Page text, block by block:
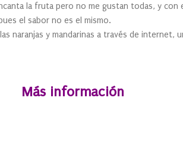
la fruta pero no me gustan todas, y
el sabor no es el mismo.
naranjas y mandarinas a través de internet,
Más información